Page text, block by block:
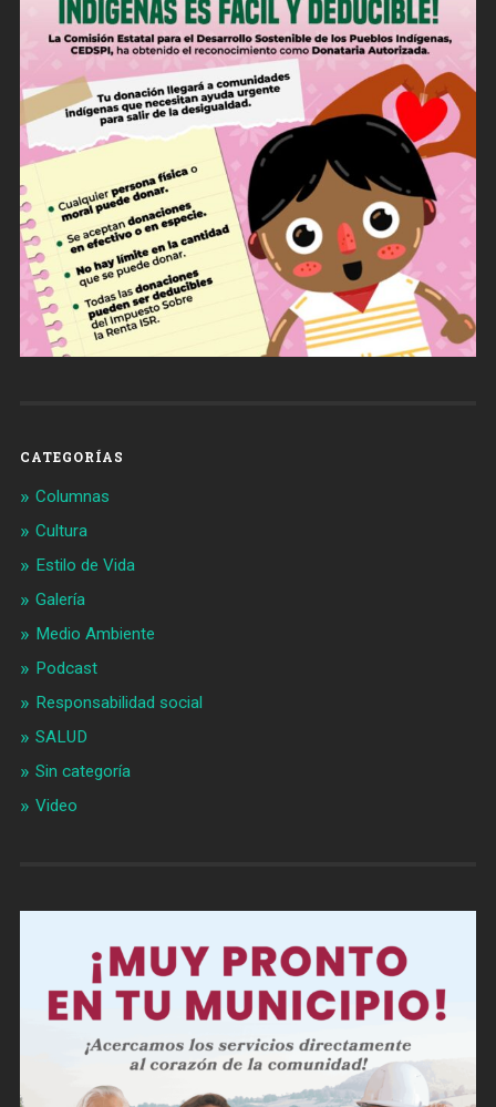
CATEGORÍAS
Columnas
Cultura
Estilo de Vida
Galería
Medio Ambiente
Podcast
Responsabilidad social
SALUD
Sin categoría
Video